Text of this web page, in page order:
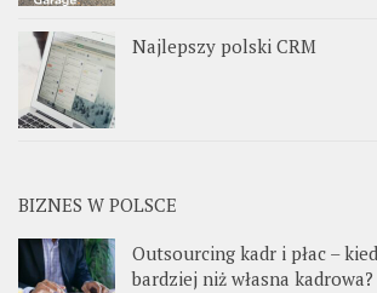
Najlepszy polski CRM
BIZNES W POLSCE
Outsourcing kadr i płac –
bardziej niż własna kadrowa?